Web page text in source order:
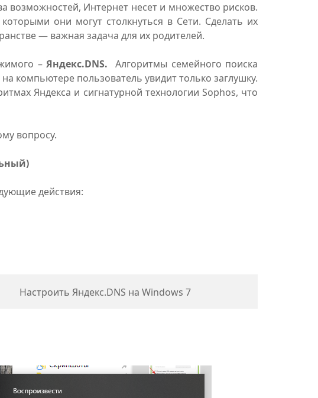
Интернет несет и множество рисков.
они могут столкнуться в Сети. Сделать их
— важная задача для их родителей.
–Яндекс.DNS. Алгоритмы семейного поиска
компьютере пользователь увидит только заглушку.
Яндекса и сигнатурной технологии Sophos, что
вопросу.
действия:
Настроить Яндекс.DNS на Windows 7